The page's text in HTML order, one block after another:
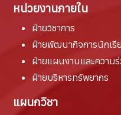
หน่วยงานภายใน
ฝ่ายวิชาการ
ฝ่ายพัฒนากิจการนักเ
ฝ่ายแผนงานและความ
ฝ่ายบริหารทรัพยากร
แผนกวิชา